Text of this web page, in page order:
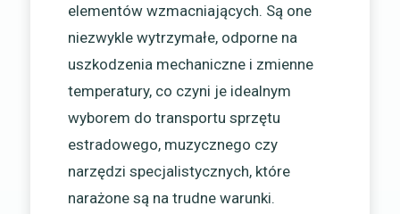
elementów wzmacniających. Są one
niezwykle wytrzymałe, odporne na
uszkodzenia mechaniczne i zmienne
temperatury, co czyni je idealnym
wyborem do transportu sprzętu
estradowego, muzycznego czy
narzędzi specjalistycznych, które
narażone są na trudne warunki.